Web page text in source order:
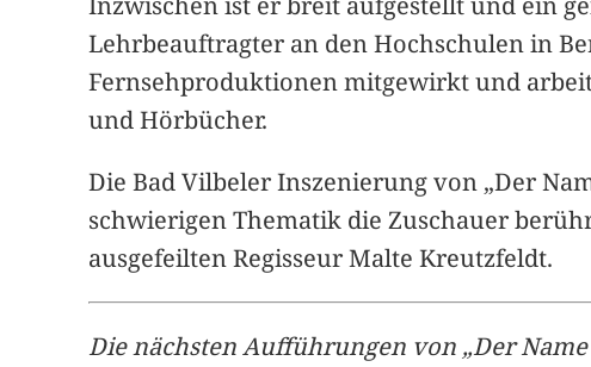
Lehrbeauftragter an den Hochschulen in
Fernsehproduktionen mitgewirkt und
und Hörbücher.
Die Bad Vilbeler Inszenierung von „Der
schwierigen Thematik die Zuschauer
ausgefeilten Regisseur Malte Kreutzfeldt.
Die nächsten Aufführungen von „Der Name